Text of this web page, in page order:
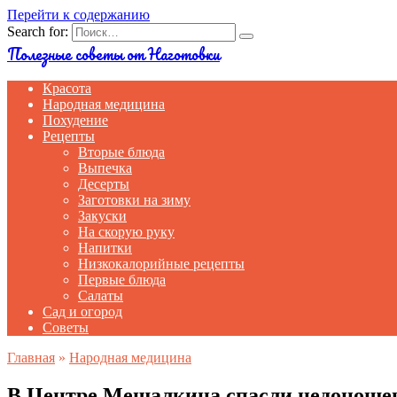
Перейти к содержанию
Search for:
Полезные советы от Наготовки
Красота
Народная медицина
Похудение
Рецепты
Вторые блюда
Выпечка
Десерты
Заготовки на зиму
Закуски
На скорую руку
Напитки
Низкокалорийные рецепты
Первые блюда
Салаты
Сад и огород
Советы
Главная » Народная медицина